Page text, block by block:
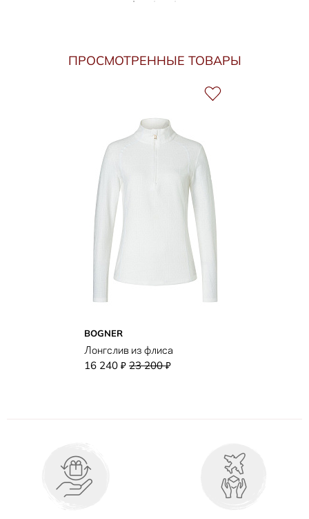
ПРОСМОТРЕННЫЕ ТОВАРЫ
BOGNER
Лонгслив из флиса
16 240 ₽ 23 200₽